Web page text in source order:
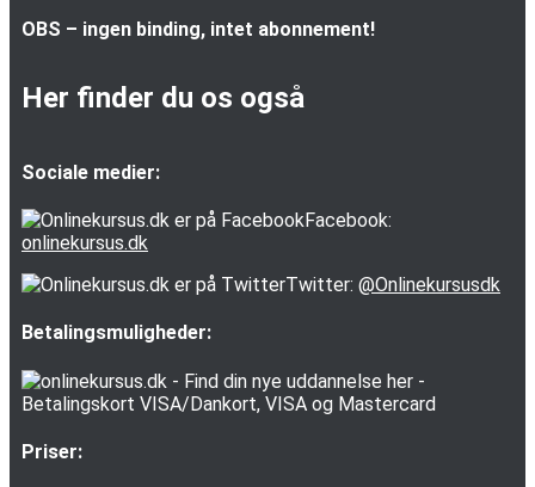
OBS – ingen binding, intet abonnement!
Her finder du os også
Sociale medier:
Facebook:
onlinekursus.dk
Twitter: @Onlinekursusdk
Betalingsmuligheder:
Priser: